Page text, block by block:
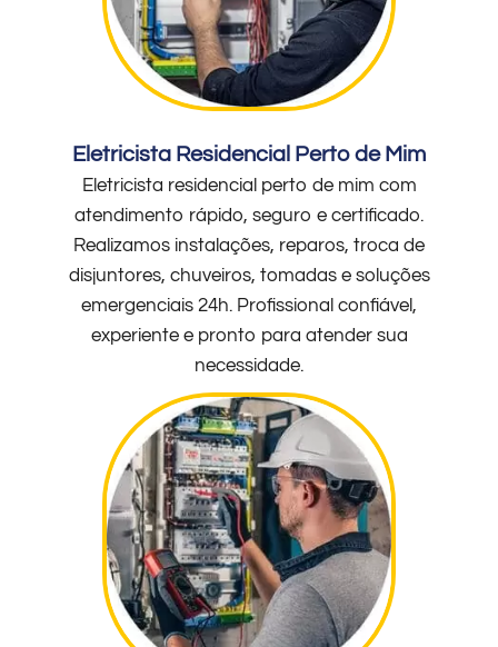
Eletricista Residencial Perto de Mim
Eletricista residencial perto de mim com
atendimento rápido, seguro e certificado.
Realizamos instalações, reparos, troca de
disjuntores, chuveiros, tomadas e soluções
emergenciais 24h. Profissional confiável,
experiente e pronto para atender sua
necessidade.